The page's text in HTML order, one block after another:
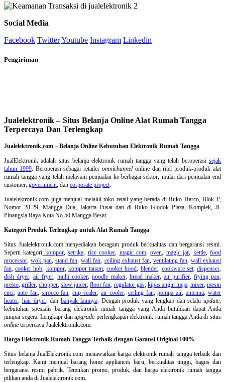
Social Media
Facebook TwitterYoutube Instagram Linkedin
Pengiriman
Jualelektronik – Situs Belanja Online Alat Rumah Tangga
Terpercaya Dan Terlengkap
Jualelektronik.com – Belanja Online Kebutuhan Elektronik Rumah Tangga
JualElektronik adalah situs belanja elektronik rumah tanggayang telah beroperasisejak
tahun 1999. Beroperasi sebagai retaileromnichannel online dan ritel produk-produk alat
rumah tangga yang telah melayani penjualan ke berbagai sektor, mulai dari penjualan end
customer, government, dan corporate project.
Jualelektronik.com juga menjual melalui toko retail yang berada di Ruko Harco, Blok P,
Nomor 28-29, Mangga Dua, Jakarta Pusat dan di Ruko Glodok Plaza, Komplek, Jl.
Pinangsia Raya Kota No.50 Mangga Besar.
Kategori Produk Terlengkap untuk Alat Rumah Tangga
Situs Jualelektronik.com menyediakan beragam produk berkualitas dan bergaransi resmi.
Seperti kategori kompor,setrika, rice cooker, magic com,oven, magic jar, kettle,food
processor,wok pan,stand fan,wall fan, ceiling exhaust fan, ventilating fan, wall exhaust
fan,cooker hob, kompor, kompor tanam,cooker hood, blender, cookware set,dispenser,
dish dryer,air fryer,multi cooker,noodle maker, bread maker, air purifier, frying pan,
presto,griller,chopper,slow juicer,floor fan, regulator gas, kipas angin meja, mixer,mesin
cuci, auto fan, sirocco fan,cup sealer,air cooler, ceiling fan,pompa air,antenna,water
heater, hair dryer, dan banyak lainnya. Dengan produk yang lengkap dan selalu update,
kebutuhan spesialis barang elektronik rumah tangga yang Anda butuhkan dapat Anda
jumpai segera. Lengkapi danupgrade perlengkapan elektronik rumah tangga Anda di situs
online terpercaya Jualelektronik.com.
Harga Elektronik Rumah Tangga Terbaik dengan Garansi Original 100%
Situs belanjaJualElektronik.com menawarkan harga elektronik rumah tangga terbaik dan
terlengkap. Kami menjual barang home appliances baru, berkualitas tinggi, bagus dan
bergaransi resmi pabrik. Temukan promo, produk, dan harga elektronik rumah tangga
pilihan anda di Jualelektronik.com.